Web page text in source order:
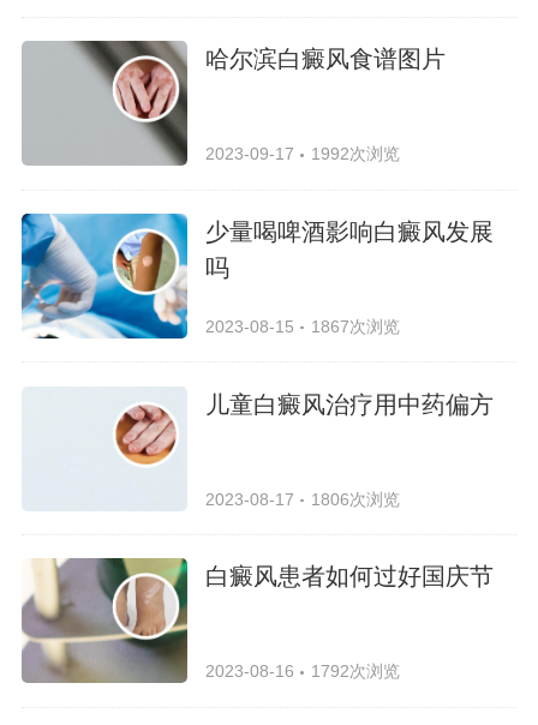
哈尔滨白癜风食谱图片
2023-09-17 1992次浏览
少量喝啤酒影响白癜风发展
吗
2023-08-15 1867次浏览
儿童白癜风治疗用中药偏方
2023-08-17 1806次浏览
白癜风患者如何过好国庆节
2023-08-16 1792次浏览